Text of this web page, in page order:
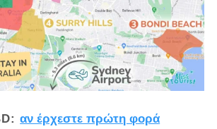
:αν έρχεστε πρώτη φορά